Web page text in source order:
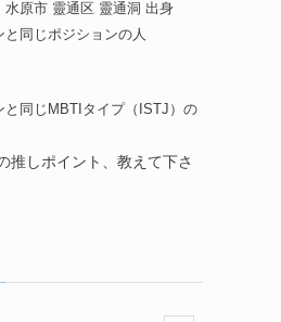
水原市 靈通区 靈通洞 出身
同じポジションの人
と同じMBTIタイプ（ISTJ）の
推しポイント、教えて下さ